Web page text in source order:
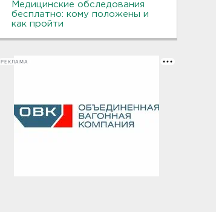
Медицинские обследования
бесплатно: кому положены и
как пройти
РЕКЛАМА